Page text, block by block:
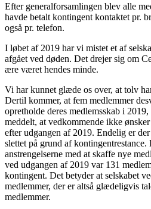
Efter generalforsamlingen blev alle
havde betalt kontingent kontaktet pr.
også pr. telefon.
I løbet af 2019 har vi mistet et af
afgået ved døden. Det drejer sig om
ære været hendes minde.
Vi har kunnet glæde os over, at tolv
Dertil kommer, at fem medlemmer
opretholde deres medlemsskab i
meddelt, at vedkommende ikke
efter udgangen af 2019. Endelig er
slettet på grund af kontingentrestance.
anstrengelserne med at skaffe nye
ved udgangen af 2019 var 131
kontingent. Det betyder at selskabet
medlemmer, der er altså glædeligvis
medlemmer.